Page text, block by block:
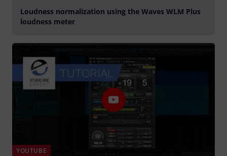
Loudness normalization using the Waves WLM Plus
loudness meter
YOUTUBE